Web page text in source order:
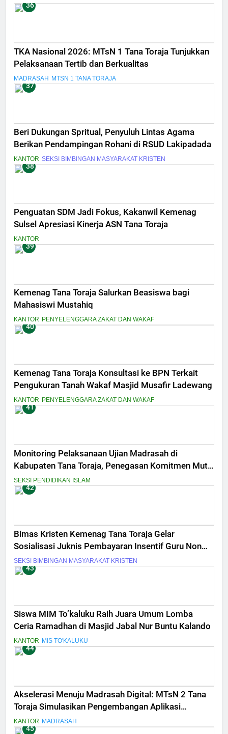
36
TKA Nasional 2026: MTsN 1 Tana Toraja Tunjukkan
Pelaksanaan Tertib dan Berkualitas
MADRASAH MTSN 1 TANA TORAJA
37
Beri Dukungan Spritual, Penyuluh Lintas Agama
Berikan Pendampingan Rohani di RSUD Lakipadada
KANTOR SEKSI BIMBINGAN MASYARAKAT KRISTEN
38
Penguatan SDM Jadi Fokus, Kakanwil Kemenag
Sulsel Apresiasi Kinerja ASN Tana Toraja
KANTOR
39
Kemenag Tana Toraja Salurkan Beasiswa bagi
Mahasiswi Mustahiq
KANTOR PENYELENGGARA ZAKAT DAN WAKAF
40
Kemenag Tana Toraja Konsultasi ke BPN Terkait
Pengukuran Tanah Wakaf Masjid Musafir Ladewang
KANTOR PENYELENGGARA ZAKAT DAN WAKAF
41
Monitoring Pelaksanaan Ujian Madrasah di
Kabupaten Tana Toraja, Penegasan Komitmen Mutu
dan Integritas Penilaian
SEKSI PENDIDIKAN ISLAM
42
Bimas Kristen Kemenag Tana Toraja Gelar
Sosialisasi Juknis Pembayaran Insentif Guru Non
ASN Tahun 2026
SEKSI BIMBINGAN MASYARAKAT KRISTEN
43
Siswa MIM To’kaluku Raih Juara Umum Lomba
Ceria Ramadhan di Masjid Jabal Nur Buntu Kalando
KANTOR MIS TO'KALUKU
44
Akselerasi Menuju Madrasah Digital: MTsN 2 Tana
Toraja Simulasikan Pengembangan Aplikasi
Penilaian Terintegrasi
KANTOR MADRASAH
45